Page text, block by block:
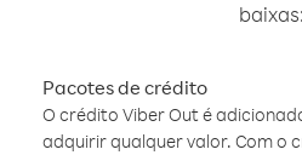
baixas:
Pacotes de crédito
O crédito Viber Out é
adquirir qualquer valor. Com o